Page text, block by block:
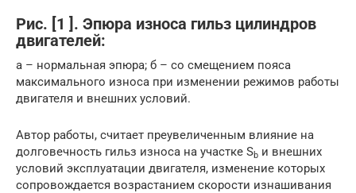
Рис. [1 ]. Эпюра износа гильз цилиндров
двигателей:
а – нормальная эпюра; б – со смещением пояса
максимального износа при изменении режимов работы
двигателя и внешних условий.
Автор работы, считает преувеличенным влияние на
долговечность гильз износа на участке Sb и внешних
условий эксплуатации двигателя, изменение которых
сопровождается возрастанием скорости изнашивания